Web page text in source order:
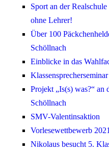
Sport an der
ohne Lehrer!
Über 100
Schöllnach
Einblicke in das
Klassensprecherseminar
Projekt „Is(s) was?“ an
Schöllnach
SMV-Valentinsaktion
Vorlesewettbewerb 2021
Nikolaus besucht 5.